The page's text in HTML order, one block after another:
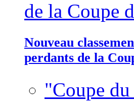
Nouveau
perdants de la
"Coupe